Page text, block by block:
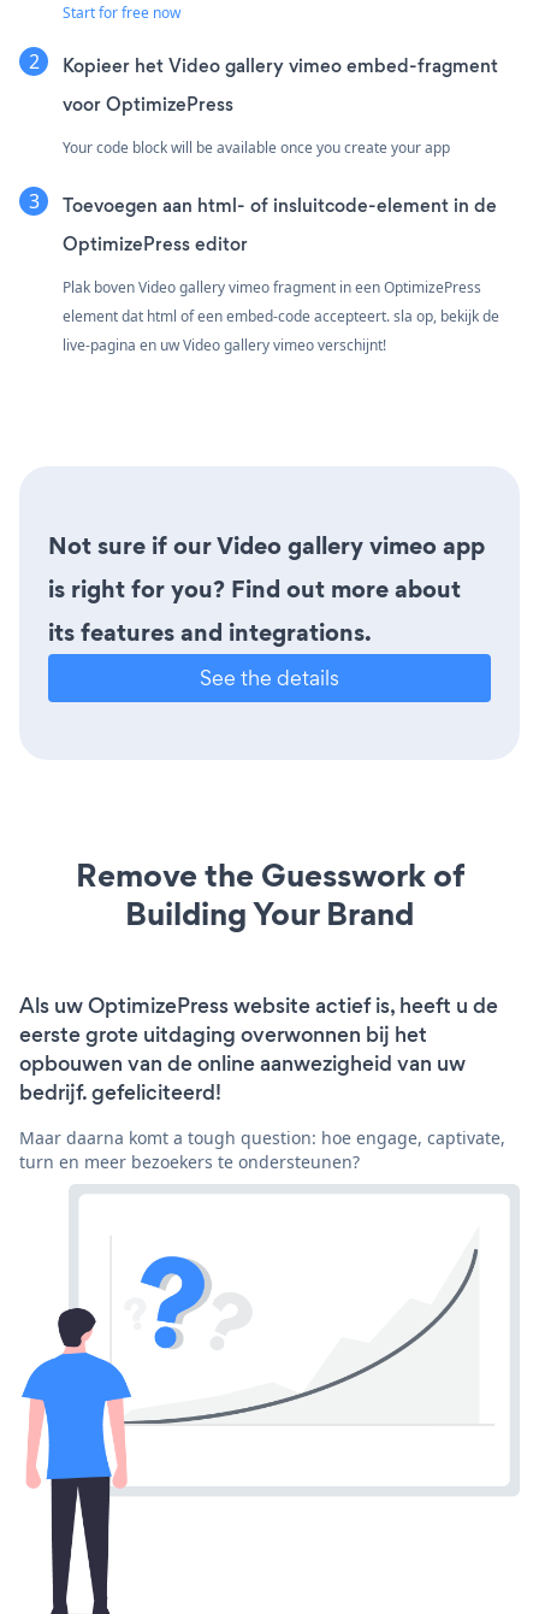
Start for free now
Kopieer het Video gallery vimeo embed-fragment
voor OptimizePress
Your code block will be available once you create your app
Toevoegen aan html- of insluitcode-element in de
OptimizePress editor
Plak boven Video gallery vimeo fragment in een OptimizePress
element dat html of een embed-code accepteert. sla op, bekijk de
live-pagina en uw Video gallery vimeo verschijnt!
Not sure if our Video gallery vimeo app
is right for you? Find out more about
its features and integrations.
See the details
Remove the Guesswork of
Building Your Brand
Als uw OptimizePress website actief is, heeft u de
eerste grote uitdaging overwonnen bij het
opbouwen van de online aanwezigheid van uw
bedrijf. gefeliciteerd!
Maar daarna komt a tough question: hoe engage, captivate,
turn en meer bezoekers te ondersteunen?